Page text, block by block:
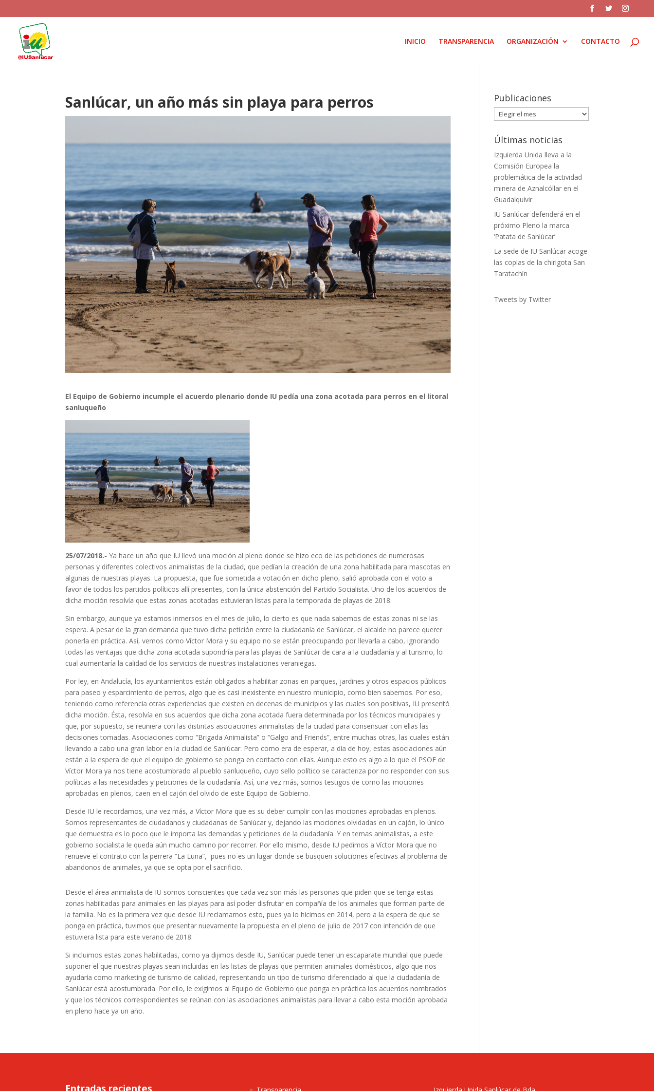
INICIO TRANSPARENCIA ORGANIZACIÓN CONTACTO
Sanlúcar, un año más sin playa para perros
El Equipo de Gobierno incumple el acuerdo plenario donde IU pedía una zona acotada para perros en el litoral
sanluqueño
25/07/2018.- Ya hace un año que IU llevó una moción al pleno donde se hizo eco de las peticiones de numerosas
personas y diferentes colectivos animalistas de la ciudad, que pedían la creación de una zona habilitada para mascotas en
algunas de nuestras playas. La propuesta, que fue sometida a votación en dicho pleno, salió aprobada con el voto a
favor de todos los partidos políticos allí presentes, con la única abstención del Partido Socialista. Uno de los acuerdos de
dicha moción resolvía que estas zonas acotadas estuvieran listas para la temporada de playas de 2018.
Sin embargo, aunque ya estamos inmersos en el mes de julio, lo cierto es que nada sabemos de estas zonas ni se las
espera. A pesar de la gran demanda que tuvo dicha petición entre la ciudadanía de Sanlúcar, el alcalde no parece querer
ponerla en práctica. Así, vemos como Víctor Mora y su equipo no se están preocupando por llevarla a cabo, ignorando
todas las ventajas que dicha zona acotada supondría para las playas de Sanlúcar de cara a la ciudadanía y al turismo, lo
cual aumentaría la calidad de los servicios de nuestras instalaciones veraniegas.
Por ley, en Andalucía, los ayuntamientos están obligados a habilitar zonas en parques, jardines y otros espacios públicos
para paseo y esparcimiento de perros, algo que es casi inexistente en nuestro municipio, como bien sabemos. Por eso,
teniendo como referencia otras experiencias que existen en decenas de municipios y las cuales son positivas, IU presentó
dicha moción. Ésta, resolvía en sus acuerdos que dicha zona acotada fuera determinada por los técnicos municipales y
que, por supuesto, se reuniera con las distintas asociaciones animalistas de la ciudad para consensuar con ellas las
decisiones tomadas. Asociaciones como “Brigada Animalista” o “Galgo and Friends”, entre muchas otras, las cuales están
llevando a cabo una gran labor en la ciudad de Sanlúcar. Pero como era de esperar, a día de hoy, estas asociaciones aún
están a la espera de que el equipo de gobierno se ponga en contacto con ellas. Aunque esto es algo a lo que el PSOE de
Víctor Mora ya nos tiene acostumbrado al pueblo sanluqueño, cuyo sello político se caracteriza por no responder con sus
políticas a las necesidades y peticiones de la ciudadanía. Así, una vez más, somos testigos de como las mociones
aprobadas en plenos, caen en el cajón del olvido de este Equipo de Gobierno.
Desde IU le recordamos, una vez más, a Víctor Mora que es su deber cumplir con las mociones aprobadas en plenos.
Somos representantes de ciudadanos y ciudadanas de Sanlúcar y, dejando las mociones olvidadas en un cajón, lo único
que demuestra es lo poco que le importa las demandas y peticiones de la ciudadanía. Y en temas animalistas, a este
gobierno socialista le queda aún mucho camino por recorrer. Por ello mismo, desde IU pedimos a Víctor Mora que no
renueve el contrato con la perrera “La Luna”, pues no es un lugar donde se busquen soluciones efectivas al problema de
abandonos de animales, ya que se opta por el sacrificio.
Desde el área animalista de IU somos conscientes que cada vez son más las personas que piden que se tenga estas
zonas habilitadas para animales en las playas para así poder disfrutar en compañía de los animales que forman parte de
la familia. No es la primera vez que desde IU reclamamos esto, pues ya lo hicimos en 2014, pero a la espera de que se
ponga en práctica, tuvimos que presentar nuevamente la propuesta en el pleno de julio de 2017 con intención de que
estuviera lista para este verano de 2018.
Si incluimos estas zonas habilitadas, como ya dijimos desde IU, Sanlúcar puede tener un escaparate mundial que puede
suponer el que nuestras playas sean incluidas en las listas de playas que permiten animales domésticos, algo que nos
ayudaría como marketing de turismo de calidad, representando un tipo de turismo diferenciado al que la ciudadanía de
Sanlúcar está acostumbrada. Por ello, le exigimos al Equipo de Gobierno que ponga en práctica los acuerdos nombrados
y que los técnicos correspondientes se reúnan con las asociaciones animalistas para llevar a cabo esta moción aprobada
en pleno hace ya un año.
Publicaciones
Publicaciones
Últimas noticias
Izquierda Unida lleva a la
Comisión Europea la
problemática de la actividad
minera de Aznalcóllar en el
Guadalquivir
IU Sanlúcar defenderá en el
próximo Pleno la marca
‘Patata de Sanlúcar’
La sede de IU Sanlúcar acoge
las coplas de la chirigota San
Taratachín
Tweets by Twitter